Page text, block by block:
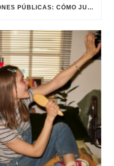
LA COPA DE LAS RELACIONES PÚBLICAS: CÓMO JUGAR EL PARTIDO DE LA REPUTACIÓN